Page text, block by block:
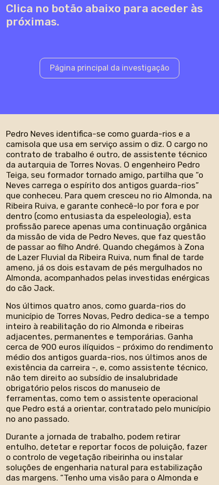
Clica no botão abaixo para aceder às
próximas.
Página principal da investigação
Pedro Neves identifica-se como guarda-rios e a
camisola que usa em serviço assim o diz. O cargo no
contrato de trabalho é outro, de assistente técnico
da autarquia de Torres Novas. O engenheiro Pedro
Teiga, seu formador tornado amigo, partilha que “o
Neves carrega o espírito dos antigos guarda-rios”
que conheceu. Para quem cresceu no rio Almonda, na
Ribeira Ruiva, e garante conhecê-lo por fora e por
dentro (como entusiasta da espeleologia), esta
profissão parece apenas uma continuação orgânica
da missão de vida de Pedro Neves, que faz questão
de passar ao filho André. Quando chegámos à Zona
de Lazer Fluvial da Ribeira Ruiva, num final de tarde
ameno, já os dois estavam de pés mergulhados no
Almonda, acompanhados pelas investidas enérgicas
do cão Jack.
Nos últimos quatro anos, como guarda-rios do
município de Torres Novas, Pedro dedica-se a tempo
inteiro à reabilitação do rio Almonda e ribeiras
adjacentes, permanentes e temporárias. Ganha
cerca de 900 euros ilíquidos – próximo do rendimento
médio dos antigos guarda-rios, nos últimos anos de
existência da carreira -, e, como assistente técnico,
não tem direito ao subsídio de insalubridade
obrigatório pelos riscos do manuseio de
ferramentas, como tem o assistente operacional
que Pedro está a orientar, contratado pelo município
no ano passado.
Durante a jornada de trabalho, podem retirar
entulho, detetar e reportar focos de poluição, fazer
o controlo de vegetação ribeirinha ou instalar
soluções de engenharia natural para estabilização
das margens. “Tenho uma visão para o Almonda e